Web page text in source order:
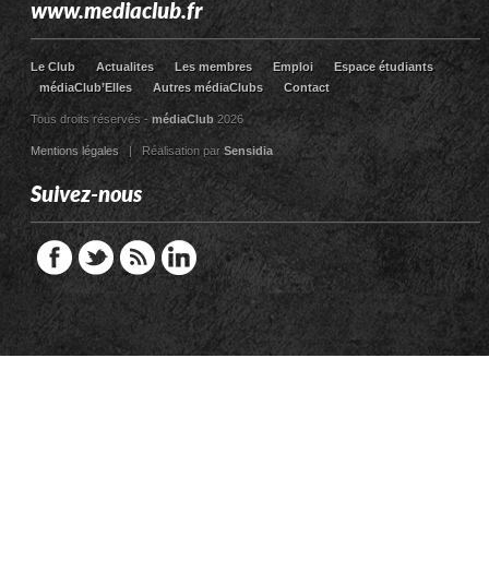
www.mediaclub.fr
Le Club Actualites Les membres Emploi
Espace étudiants
médiaClub’Elles
Autres médiaClubs Contact
Tous droits réservés - médiaClub2026
Mentions légales| Réalisation par Sensidia
Suivez-nous